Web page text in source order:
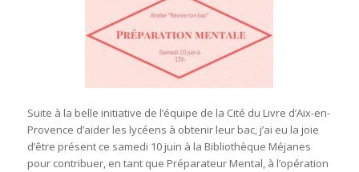
Suite à la belle initiative de l’équipe de la Cité du Livre d’Aix-en-
Provence d’aider les lycéens à obtenir leur bac, j’ai eu la joie
d’être présent ce samedi 10 juin à la Bibliothèque Méjanes
pour contribuer, en tant que Préparateur Mental, à l’opération